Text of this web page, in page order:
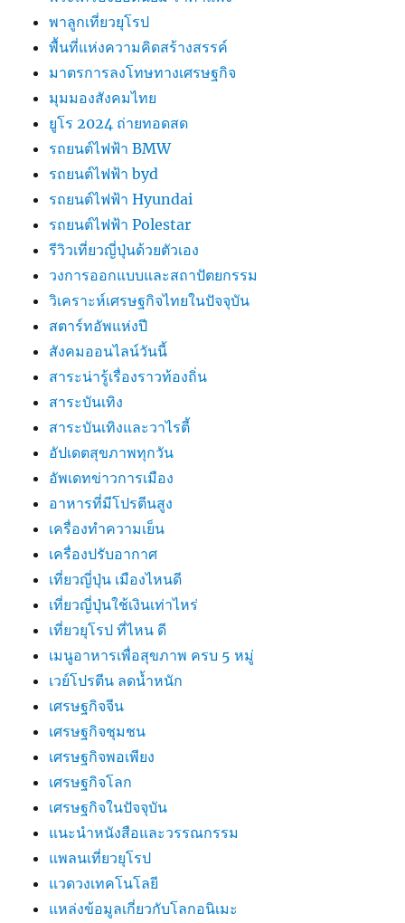
พาลูกเที่ยวยุโรป
พื้นที่แห่งความคิดสร้างสรรค์
มาตรการลงโทษทางเศรษฐกิจ
มุมมองสังคมไทย
ยูโร 2024 ถ่ายทอดสด
รถยนต์ไฟฟ้า BMW
รถยนต์ไฟฟ้า byd
รถยนต์ไฟฟ้า Hyundai
รถยนต์ไฟฟ้า Polestar
รีวิวเที่ยวญี่ปุ่นด้วยตัวเอง
วงการออกแบบและสถาปัตยกรรม
วิเคราะห์เศรษฐกิจไทยในปัจจุบัน
สตาร์ทอัพแห่งปี
สังคมออนไลน์วันนี้
สาระน่ารู้เรื่องราวท้องถิ่น
สาระบันเทิง
สาระบันเทิงและวาไรตี้
อัปเดตสุขภาพทุกวัน
อัพเดทข่าวการเมือง
อาหารที่มีโปรตีนสูง
เครื่องทำความเย็น
เครื่องปรับอากาศ
เที่ยวญี่ปุ่น เมืองไหนดี
เที่ยวญี่ปุ่นใช้เงินเท่าไหร่
เที่ยวยุโรป ที่ไหน ดี
เมนูอาหารเพื่อสุขภาพ ครบ 5 หมู่
เวย์โปรตีน ลดน้ำหนัก
เศรษฐกิจจีน
เศรษฐกิจชุมชน
เศรษฐกิจพอเพียง
เศรษฐกิจโลก
เศรษฐกิจในปัจจุบัน
แนะนำหนังสือและวรรณกรรม
แพลนเที่ยวยุโรป
แวดวงเทคโนโลยี
แหล่งข้อมูลเกี่ยวกับโลกอนิเมะ